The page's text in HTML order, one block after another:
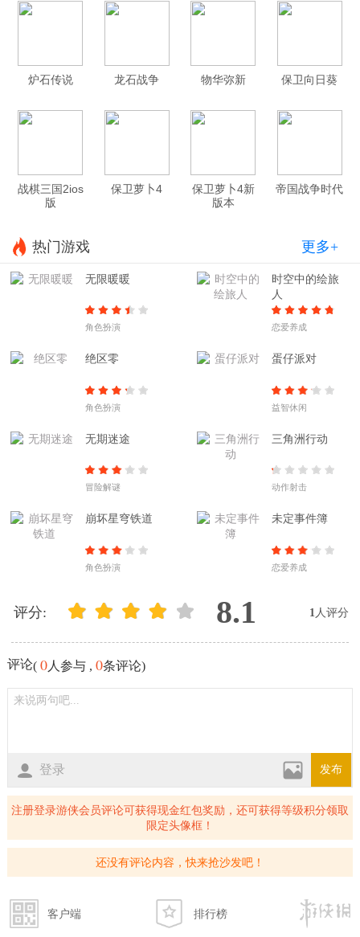
炉石传说 龙石战争 物华弥新 保卫向日葵
战棋三国2ios
版
保卫萝卜4
保卫萝卜4新
版本
帝国战争时代
热门游戏 更多+
无限暖暖
角色扮演
时空中的绘旅
人
恋爱养成
绝区零
角色扮演
蛋仔派对
益智休闲
无期迷途
冒险解谜
三角洲行动
动作射击
崩坏星穹铁道
角色扮演
未定事件簿
恋爱养成
评分: 8.1 1 人评分
评论( 0人参与 , 0条评论)
登录 发布
注册登录游侠会员评论可获得现金红包奖励，还可获得等级积分领取
限定头像框！
还没有评论内容，快来抢沙发吧！
客户端 排行榜